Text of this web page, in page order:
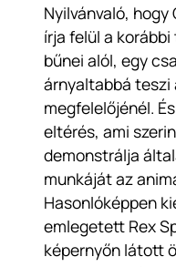
Nyilvánvaló,
írja felül a
bűnei alól, egy
árnyaltabbá teszi
megfelelőjénél.
eltérés, ami
demonstrálja
munkáját az
Hasonlóképpen
emlegetett Rex
képernyőn látott